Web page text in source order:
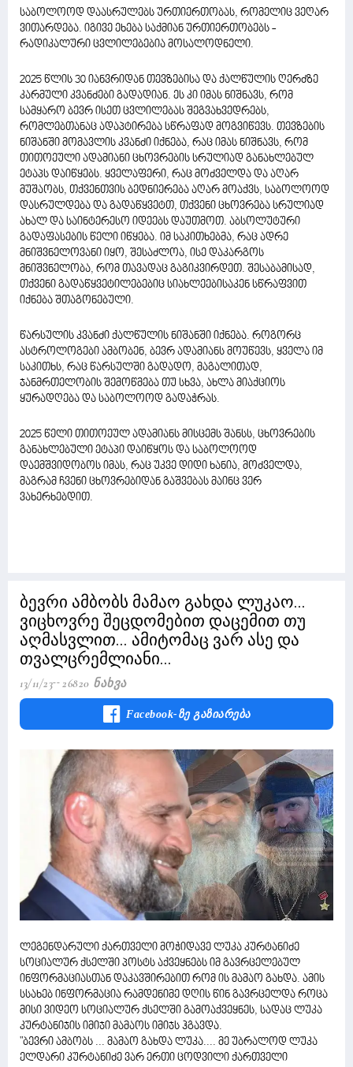
საბოლოოდ დაასრულებს ურთიერთობას, რომელიც ვეღარ
ვითარდება. იგივე ეხება საქმიან ურთიერთობებს -
რადიკალური ცვლილებებია მოსალოდნელი.
2025 წლის 30 იანვრიდან თევზებისა და ქალწულის ღერძზე
კარმული კვანძები გადადიან. ეს კი იმას ნიშნავს, რომ
სამყარო ბევრ ისეთ ცვლილებას შეგვახვედრებს,
რომლებთანაც ადაპტირება სწრაფად მოგვიწევს. თევზების
ნიშანში მომავლის კვანძი იქნება, რაც იმას ნიშნავს, რომ
თითოეული ადამიანი ცხოვრების სრულიად განახლებულ
ეტაპს დაიწყებს. ყველაფერი, რაც მოძველდა და აღარ
მუშაობს, თქვენთვის ბედნიერება აღარ მოაქვს, საბოლოოდ
დასრულდება და გადაწყვეტთ, თქვენი ცხოვრება სრულიად
ახალ და საინტერესო იდეებს დაუთმოთ. აბსოლუტური
გადაფასების წელი იწყება. იმ საკითხებმა, რაც ადრე
მნიშვნელოვანი იყო, შესაძლოა, ისე დაკარგოს
მნიშვნელობა, რომ თავადაც გაგიკვირდეთ. შესაბამისად,
თქვენი გადაწყვეტილებებიც სიახლეებისაკენ სწრაფვით
იქნება შთაგონებული.
წარსულის კვანძი ქალწულის ნიშანში იქნება. როგორც
ასტროლოგები ამბობენ, ბევრ ადამიანს მოუწევს, ყველა იმ
საკითხს, რაც წარსულში გადადო, მაგალითად,
ჯანმრთელობის შემოწმება თუ სხვა, ახლა მიაქციოს
ყურადღება და საბოლოოდ გადაჭრას.
2025 წელი თითოეულ ადამიანს მისცემს შანსს, ცხოვრების
განახლებული ეტაპი დაიწყოს და საბოლოოდ
დაემშვიდობოს იმას, რაც უკვე დიდი ხანია, მოძველდა,
მაგრამ ჩვენი ცხოვრებიდან გაშვებას მაინც ვერ
ვახერხებდით.
ბევრი ამბობს მამაო გახდა ლუკაო...
ვიცხოვრე შეცდომებით დაცემით თუ
აღმასვლით... ამიტომაც ვარ ასე და
თვალცრემლიანი...
13/11/23 26820 Ნახვა
Facebook-Ზე Გაზიარება
ლეგენდარული ქართველი მოჭიდავე ლუკა კურტანიძე
სოციალურ ქსელში პოსტს აქვეყნებს იმ გავრცელებულ
ინფორმაციასთან დაკავშირებით რომ ის მამაო გახდა. ამის
სსახებ ინფორმაცია რამდენიმე დღის წინ გავრცელდა როცა
მისი ვიდეო სოციალურ ქსელში გამოაქვეყნეს, სადაც ლუკა
კურტანიჯის იმიჯი მამაოს იმიჯს ჰგავდა.
"ბევრი ამბობს ... მამაო გახდა ლუკა.... მე უბრალოდ ლუკა
ელდარი კურტანიძე ვარ ერთი ცოდვილი ქართველი